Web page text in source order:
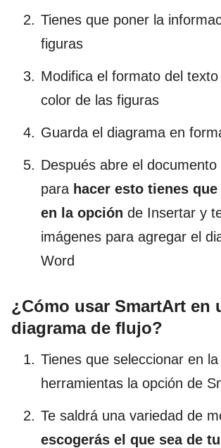
Tienes que poner la
figuras
Modifica el formato del texto
color de las figuras
Guarda el diagrama en
Después abre el documento
para hacer esto tienes
en la opción de Insertar y
imágenes para agregar el
Word
¿Cómo usar SmartArt en
diagrama de flujo?
Tienes que seleccionar en
herramientas la opción de
Te saldrá una variedad de
escogerás el que sea de